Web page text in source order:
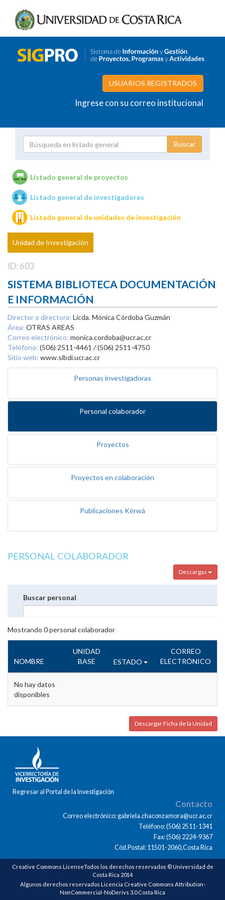
USUARIOS REGISTRADOS
Ingrese con su correo institucional
Unidades de investigación
Listado general de proyectos
Listado general de investigadores
Listado general de unidades de investigación
Unidad de Investigación
ID: 603
SISTEMA BIBLIOTECA DOCUMENTACIÓN
E INFORMACIÓN
Director o directora: Licda. Mónica Córdoba Guzmán
Área: OTRAS AREAS
Correo electrónico: monica.cordoba@ucr.ac.cr
Teléfono: (506) 2511-4461 / (506) 2511-4750
Sitio web: www.sibdi.ucr.ac.cr
Personas investigadoras
Personal colaborador
Proyectos
Proyectos en colaboración
Publicaciones Kérwá
PERSONAL COLABORADOR
Descargas
Buscar personal
Mostrando 0personal colaborador
NOMBRE
UNIDAD
BASE
ESTADO
CORREO
ELECTRÓNICO
No hay datos
disponibles
Descargar Ficha de la Unidad
Regresar al Portal de la Investigación
Contacto
Correo electrónico: gabriela.chaconzamora@ucr.ac.cr
Teléfono: (506) 2511-1341
Fax: (506) 2224-9367
Cód.Postal: 11501-2060,Costa Rica
Creative Commons LicenseTodos los derechos reservados © Universidad de
Costa Rica 2014
Algunos derechos reservados Licencia Creative Commons Attribution-
NonCommercial-NoDerivs 3.0 Costa Rica